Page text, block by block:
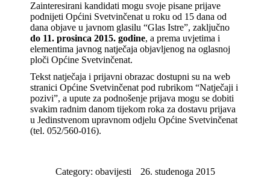
Zainteresirani kandidati mogu svoje pisane prijave
podnijeti Općini Svetvinčenat u roku od 15 dana od
dana objave u javnom glasilu “Glas Istre”, zaključno
do 11. prosinca 2015. godine, a prema uvjetima i
elementima javnog natječaja objavljenog na oglasnoj
ploči Općine Svetvinčenat.
Tekst natječaja i prijavni obrazac dostupni su na web
stranici Općine Svetvinčenat pod rubrikom “Natječaji i
pozivi”, a upute za podnošenje prijava mogu se dobiti
svakim radnim danom tijekom roka za dostavu prijava
u Jedinstvenom upravnom odjelu Općine Svetvinčenat
(tel. 052/560-016).
Category: obavijesti 26. studenoga 2015